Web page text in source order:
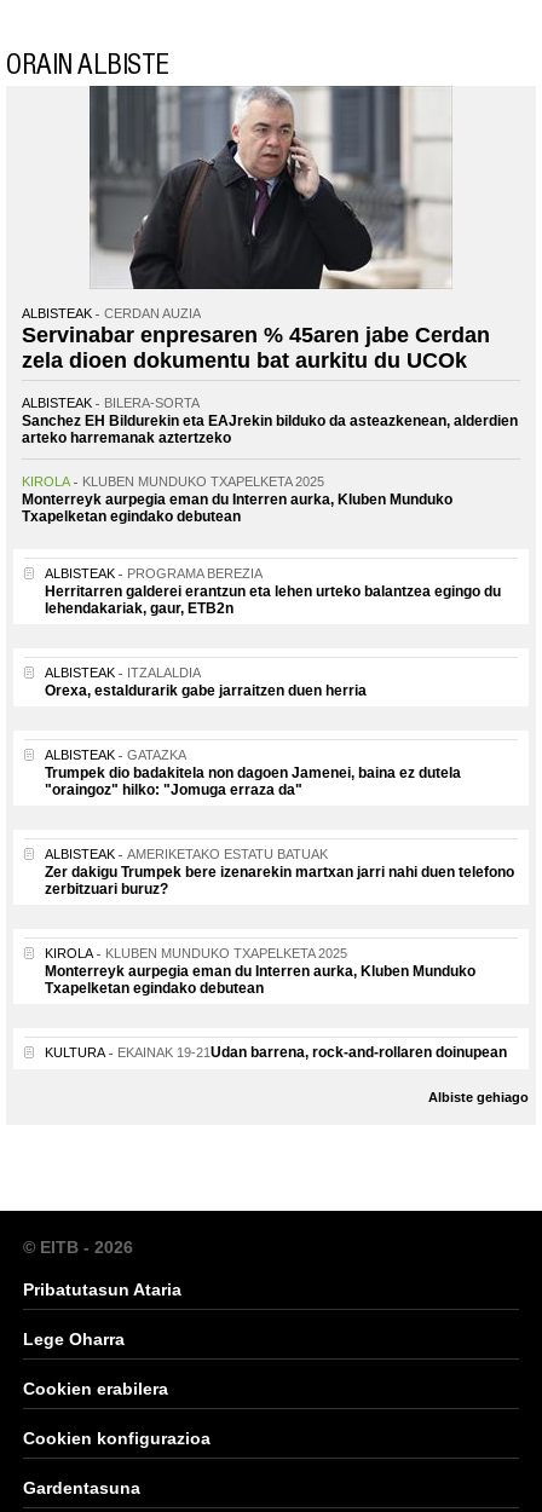
ORAIN ALBISTE
ALBISTEAK CERDAN AUZIA
Servinabar enpresaren % 45aren jabe Cerdan
zela dioen dokumentu bat aurkitu du UCOk
ALBISTEAK BILERA-SORTA
Sanchez EH Bildurekin eta EAJrekin bilduko da asteazkenean, alderdien
arteko harremanak aztertzeko
KIROLA KLUBEN MUNDUKO TXAPELKETA 2025
Monterreyk aurpegia eman du Interren aurka, Kluben Munduko
Txapelketan egindako debutean
ALBISTEAK PROGRAMA BEREZIA
Herritarren galderei erantzun eta lehen urteko balantzea egingo du
lehendakariak, gaur, ETB2n
ALBISTEAK ITZALALDIA
Orexa, estaldurarik gabe jarraitzen duen herria
ALBISTEAK GATAZKA
Trumpek dio badakitela non dagoen Jamenei, baina ez dutela
"oraingoz" hilko: "Jomuga erraza da"
ALBISTEAK AMERIKETAKO ESTATU BATUAK
Zer dakigu Trumpek bere izenarekin martxan jarri nahi duen telefono
zerbitzuari buruz?
KIROLA KLUBEN MUNDUKO TXAPELKETA 2025
Monterreyk aurpegia eman du Interren aurka, Kluben Munduko
Txapelketan egindako debutean
KULTURA EKAINAK 19-21Udan barrena, rock-and-rollaren doinupean
Albiste gehiago
© EITB - 2026
Pribatutasun Ataria
Lege Oharra
Cookien erabilera
Cookien konfigurazioa
Gardentasuna